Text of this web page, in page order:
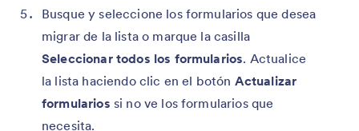
Busque y seleccione los formularios que desea
migrar de la lista o marque la casilla
Seleccionar todos los formularios. Actualice
la lista haciendo clic en el botón Actualizar
formularios si no ve los formularios que
necesita.